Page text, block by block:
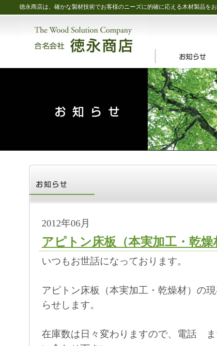
徳永商店は、確かな製材技術でお客様のニーズに的確に応える木材製品を
2012年06月
アピトン床板（本実加工・乾
いつもお世話になっております。
アピトン床板（本実加工・乾燥材）の
らせします。
在庫数は日々変わりますので、電話